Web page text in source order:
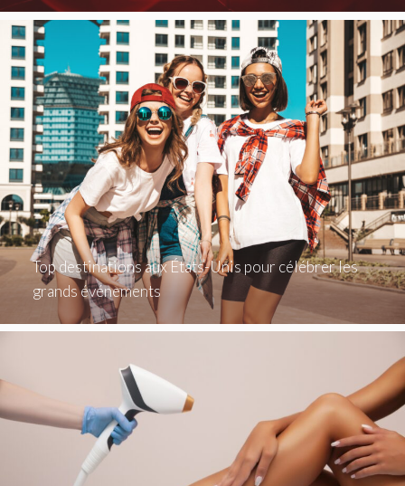
Top destinations aux États-Unis pour célébrer les
grands événements